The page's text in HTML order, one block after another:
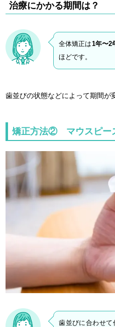
治療にかかる期間は？
全体矯正は1年〜2
ほどです。
歯並びの状態などによって期間が
矯正方法② マウスピー
歯並びに合わせて